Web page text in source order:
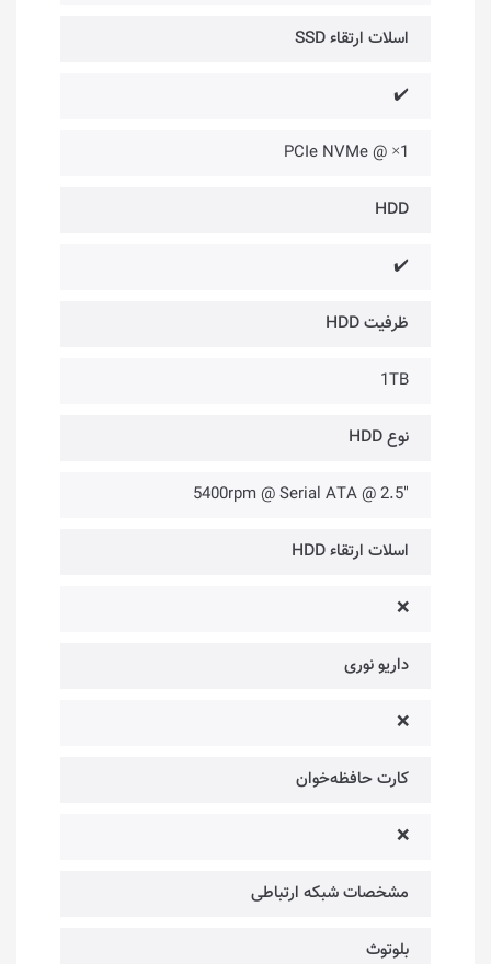
اسلات ارتقاء SSD
✔️
1× @ PCIe NVMe
HDD
✔️
ظرفیت HDD
1TB
نوع HDD
"2.5 @ 5400rpm @ Serial ATA
اسلات ارتقاء HDD
❌
داریو نوری
❌
کارت حافظه‌خوان
❌
مشخصات شبکه ارتباطی
بلوتوث